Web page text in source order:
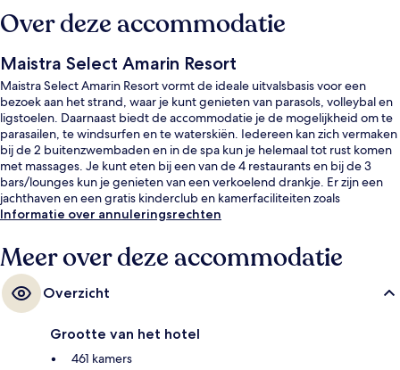
Over deze accommodatie
Maistra Select Amarin Resort
Maistra Select Amarin Resort vormt de ideale uitvalsbasis voor een
bezoek aan het strand, waar je kunt genieten van parasols, volleybal en
ligstoelen. Daarnaast biedt de accommodatie je de mogelijkheid om te
parasailen, te windsurfen en te waterskiën. Iedereen kan zich vermaken
bij de 2 buitenzwembaden en in de spa kun je helemaal tot rust komen
met massages. Je kunt eten bij een van de 4 restaurants en bij de 3
bars/lounges kun je genieten van een verkoelend drankje. Er zijn een
jachthaven en een gratis kinderclub en kamerfaciliteiten zoals
koelkasten en magnetrons.
Informatie over annuleringsrechten
Meer over deze accommodatie
Overzicht
Grootte van het hotel
461 kamers